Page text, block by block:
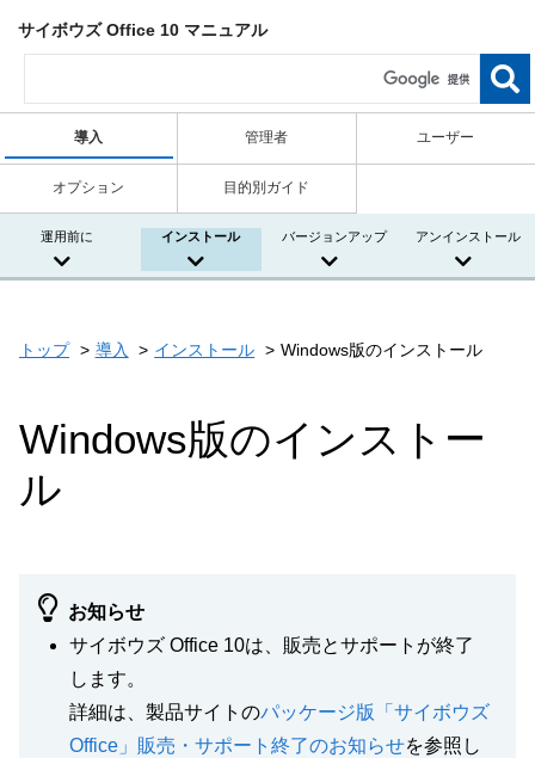
サイボウズ Office 10 マニュアル
導入 管理者 ユーザー
オプション 目的別ガイド
運用前に インストール バージョンアップ アンインストール
トップ 導入 インストール Windows版のインストール
Windows版のインストー
ル
お知らせ
サイボウズ Office 10は、販売とサポートが終了
します。
詳細は、製品サイトのパッケージ版「サイボウズ
Office」販売・サポート終了のお知らせを参照し